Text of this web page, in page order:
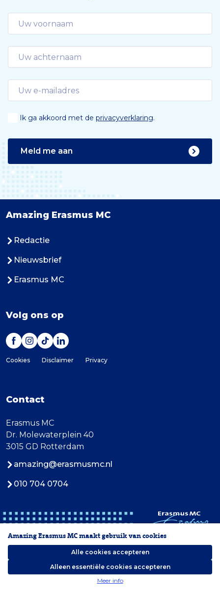
Ik ga akkoord met de privacyverklaring.
Meld me aan
Amazing Erasmus MC
Redactie
Nieuwsbrief
Erasmus MC
Volg ons op
Cookies Disclaimer Privacy
Contact
Erasmus MC
Dr. Molewaterplein 40
3015 GD Rotterdam
amazing@erasmusmc.nl
010 704 0704
2026 Erasmus MC
Amazing Erasmus MC maakt gebruik van cookies
Alle cookies accepteren
Alleen essentiële cookies accepteren
Meer info